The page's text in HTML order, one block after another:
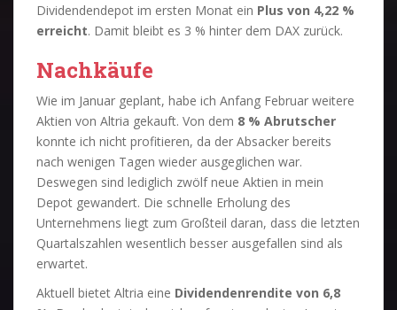
Dividendendepot im ersten Monat ein Plus von 4,22 %
erreicht. Damit bleibt es 3 % hinter dem DAX zurück.
Nachkäufe
Wie im Januar geplant, habe ich Anfang Februar weitere
Aktien von Altria gekauft. Von dem 8 % Abrutscher
konnte ich nicht profitieren, da der Absacker bereits
nach wenigen Tagen wieder ausgeglichen war.
Deswegen sind lediglich zwölf neue Aktien in mein
Depot gewandert. Die schnelle Erholung des
Unternehmens liegt zum Großteil daran, dass die letzten
Quartalszahlen wesentlich besser ausgefallen sind als
erwartet.
Aktuell bietet Altria eine Dividendenrendite von 6,8